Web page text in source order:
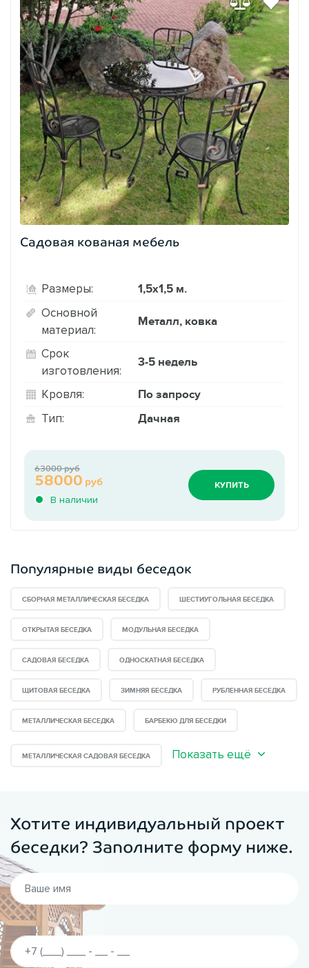
Садовая кованая мебель
Размеры: 1,5х1,5 м.
Основной
материал:
Металл, ковка
Срок
изготовления:
3-5 недель
Кровля: По запросу
Тип: Дачная
В наличии
58000 руб
63000 руб
КУПИТЬ
Популярные виды беседок
СБОРНАЯ МЕТАЛЛИЧЕСКАЯ БЕСЕДКА ШЕСТИУГОЛЬНАЯ БЕСЕДКА
ОТКРЫТАЯ БЕСЕДКА МОДУЛЬНАЯ БЕСЕДКА
САДОВАЯ БЕСЕДКА ОДНОСКАТНАЯ БЕСЕДКА
ЩИТОВАЯ БЕСЕДКА ЗИМНЯЯ БЕСЕДКА РУБЛЕННАЯ БЕСЕДКА
МЕТАЛЛИЧЕСКАЯ БЕСЕДКА БАРБЕКЮ ДЛЯ БЕСЕДКИ
МЕТАЛЛИЧЕСКАЯ САДОВАЯ БЕСЕДКА Показать ещё
Хотите индивидуальный проект
беседки? Заполните форму ниже.